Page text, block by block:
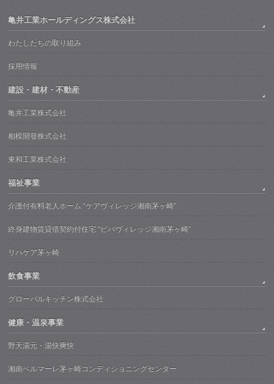
亀井工業ホールディングス株式会社
わたしたちの取り組み
採用情報
建設・建材・不動産
亀井工業株式会社
相模開發株式会社
東和工業株式会社
福祉事業
介護付有料老人ホーム “ケアヴィレッジ湘南茅ヶ崎”
終身建物賃貸借契約付住宅 “ビバヴィレッジ湘南茅ヶ崎”
リハケア茅ヶ崎
飲食事業
グローバルキッチン株式会社
健康・温泉事業
野天湯元・湯快爽快
湘南ベルマーレ茅ヶ崎コンディショニングセンター